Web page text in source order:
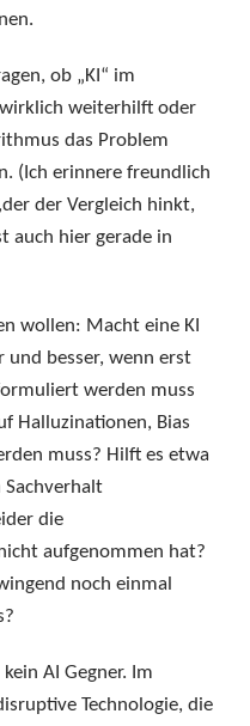
ob „KI“ im
weiterhilft oder
das Problem
(Ich erinnere freundlich
der Vergleich hinkt,
auch hier gerade in
wollen: Macht eine KI
und besser, wenn erst
werden muss
Halluzinationen, Bias
muss? Hilft es etwa
die
aufgenommen hat?
noch einmal
AI Gegner. Im
Technologie, die